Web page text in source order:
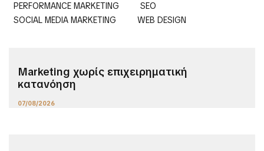
PERFORMANCE MARKETING
SEO
SOCIAL MEDIA MARKETING
WEB DESIGN
Marketing χωρίς επιχειρηματική
κατανόηση
07/08/2026